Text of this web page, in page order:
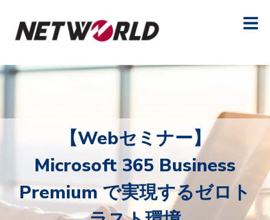
【Webセミナー】
Microsoft 365 Business
Premium で実現するゼロト